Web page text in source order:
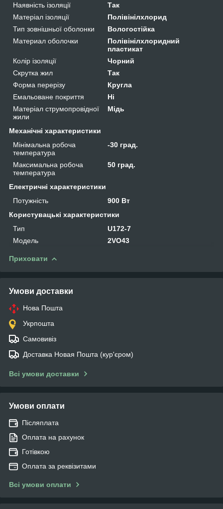
Наявність ізоляції
Так
Матеріал ізоляції
Полівінілхлорид
Тип зовнішньої оболонки
Вологостійка
Материал оболочки
Полівінілхлоридний
пластикат
Колір ізоляції
Чорний
Скрутка жил
Так
Форма перерізу
Кругла
Емальоване покриття
Ні
Матеріал струмопровідної
жили
Мідь
Механічні характеристики
Мінімальна робоча
температура
-30 град.
Максимальна робоча
температура
50 град.
Електричні характеристики
Потужність
900 Вт
Користувацькі характеристики
Тип
U172-7
Мoдель
2VO43
Приховати
Умови доставки
Нова Пошта
Укрпошта
Самовивіз
Доставка Новая Пошта (кур'єром)
Всі умови доставки
Умови оплати
Післяплата
Оплата на рахунок
Готівкою
Оплата за реквізитами
Всі умови оплати